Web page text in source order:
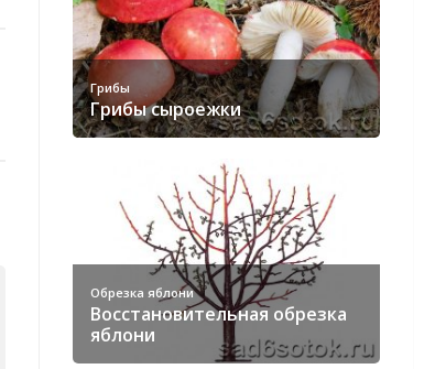
Грибы
Грибы сыроежки
Обрезка яблони
Восстановительная обрезка
яблони